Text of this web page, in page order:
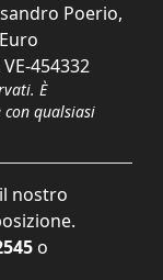
Poerio,
454332
È
qualsiasi
nostro
o